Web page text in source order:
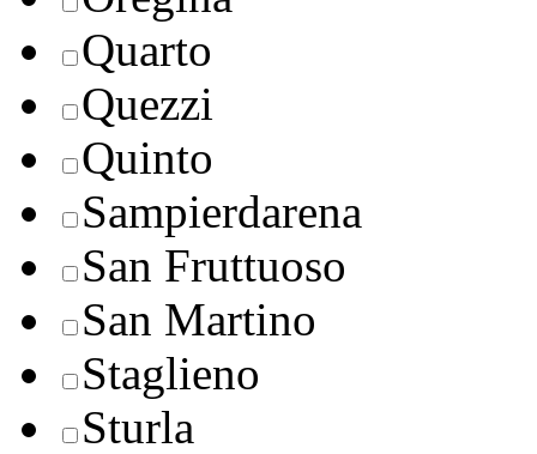
Quarto
Quezzi
Quinto
Sampierdarena
San Fruttuoso
San Martino
Staglieno
Sturla